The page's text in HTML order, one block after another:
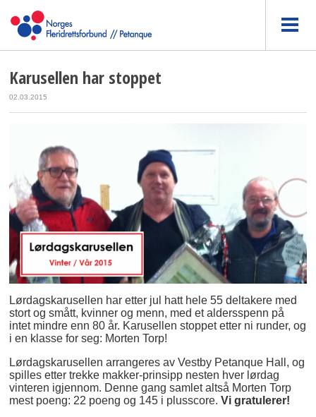
Karusellen har stoppet
02.03.2015
Lørdagskarusellen har etter jul hatt hele 55 deltakere med
stort og smått, kvinner og menn, med et aldersspenn på
intet mindre enn 80 år. Karusellen stoppet etter ni runder, og
i en klasse for seg: Morten Torp!
Lørdagskarusellen arrangeres av Vestby Petanque Hall, og
spilles etter trekke makker-prinsipp nesten hver lørdag
vinteren igjennom. Denne gang samlet altså Morten Torp
mest poeng: 22 poeng og 145 i plusscore.Vi gratulerer!